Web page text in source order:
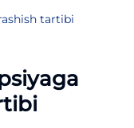
tartibi